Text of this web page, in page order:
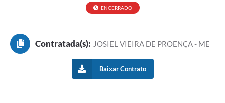
ENCERRADO
Contratada(s): JOSIEL VIEIRA DE PROENÇA - ME
Baixar Contrato